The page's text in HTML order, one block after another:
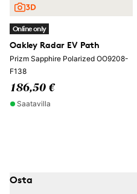
Online only
Oakley Radar EV Path
Prizm Sapphire Polarized OO9208-
F138
186,50 €
Saatavilla
Osta